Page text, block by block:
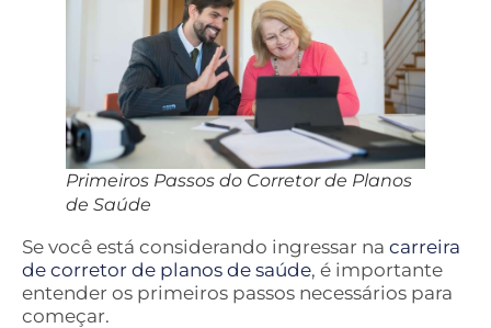
Primeiros Passos do Corretor de Planos
de Saúde
Se você está considerando ingressar na carreira
de corretor de planos de saúde, é importante
entender os primeiros passos necessários para
começar.